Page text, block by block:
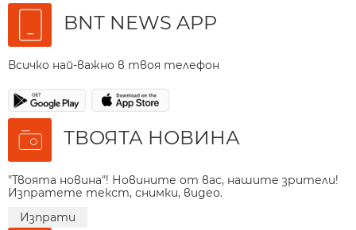
BNT NEWS APP
Всичко най-важно в твоя телефон
ТВОЯТА НОВИНА
"Твоята новина"! Новините от вас, нашите зрители!
Изпратете текст, снимки, видео.
Изпрати